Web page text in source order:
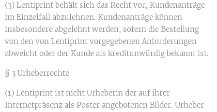
(3) Lentiprint behält sich das Recht vor, Kundenanträge
im Einzelfall abzulehnen. Kundenanträge können
insbesondere abgelehnt werden, sofern die Bestellung
von den von Lentiprint vorgegebenen Anforderungen
abweicht oder der Kunde als kreditunwürdig bekannt ist.
§ 3 Urheberrechte
(1) Lentiprint ist nicht Urheberin der auf ihrer
Internetpräsenz als Poster angebotenen Bilder. Urheber